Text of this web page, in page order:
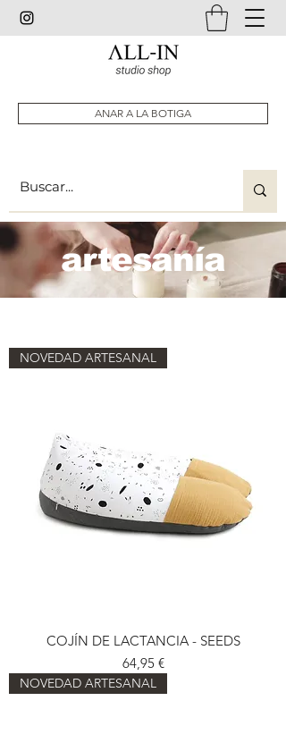
ANAR A LA BOTIGA
artesanía
NOVEDAD ARTESANAL
COJÍN DE LACTANCIA - SEEDS
Preu
64,95 €
NOVEDAD ARTESANAL